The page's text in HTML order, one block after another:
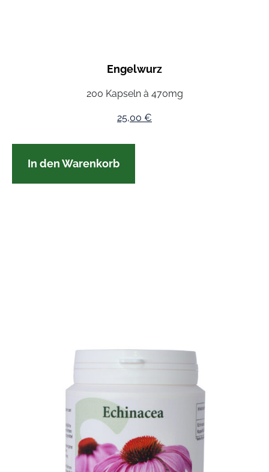
Engelwurz
200 Kapseln à 470mg
25,00 €
In den Warenkorb